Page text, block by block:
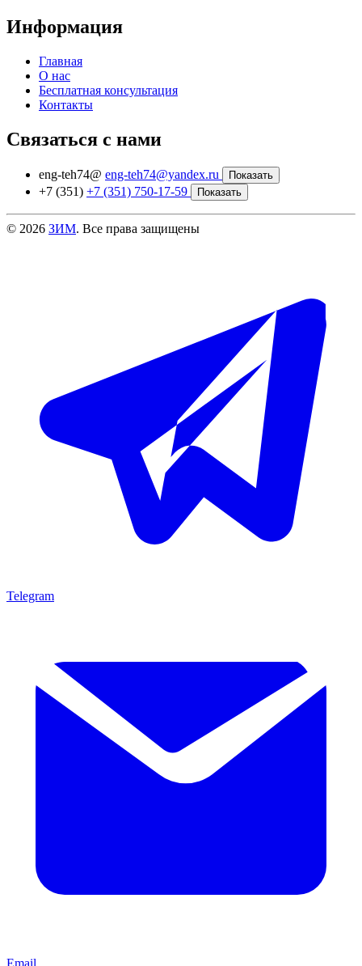
Информация
Главная
О нас
Бесплатная консультация
Контакты
Связаться с нами
eng-teh74@ eng-teh74@yandex.ru Показать
+7 (351) +7 (351) 750-17-59 Показать
© 2026 ЗИМ. Все права защищены
Telegram
Email